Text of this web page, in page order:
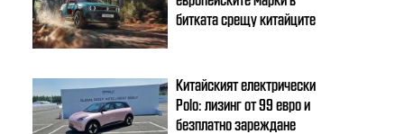
битката срещу китайците
Китайският електрически
Polo: лизинг от 99 евро и
безплатно зареждане